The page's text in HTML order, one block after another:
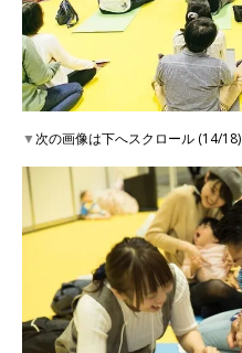
▼次の画像は下へスクロール (14/18)